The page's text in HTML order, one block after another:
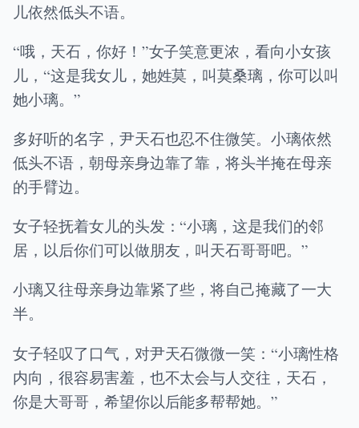
儿依然低头不语。
“哦，天石，你好！”女子笑意更浓，看向小女孩
儿，“这是我女儿，她姓莫，叫莫桑璃，你可以叫
她小璃。”
多好听的名字，尹天石也忍不住微笑。小璃依然
低头不语，朝母亲身边靠了靠，将头半掩在母亲
的手臂边。
女子轻抚着女儿的头发：“小璃，这是我们的邻
居，以后你们可以做朋友，叫天石哥哥吧。”
小璃又往母亲身边靠紧了些，将自己掩藏了一大
半。
女子轻叹了口气，对尹天石微微一笑：“小璃性格
内向，很容易害羞，也不太会与人交往，天石，
你是大哥哥，希望你以后能多帮帮她。”